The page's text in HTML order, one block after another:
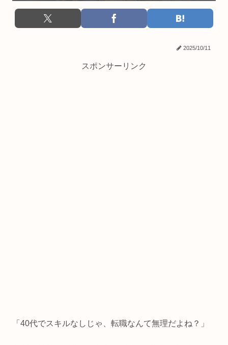
2025/10/11
スポンサーリンク
「40代でスキルなしじゃ、転職なんて無理だよね？」